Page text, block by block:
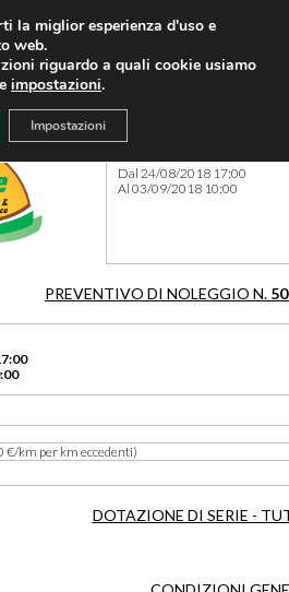
Dal 24/08/2018 17:00
Al 03/09/2018 10:00
PREVENTIVO DI NOLEGGIO N.
€/km per km eccedenti)
DOTAZIONE DI SERIE -
la miglior esperienza d'uso e
web.
riguardo a quali cookie usiamo
impostazioni.
Impostazioni